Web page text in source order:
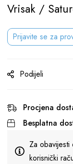
Vrisak /
Prijavite se za
Podijeli
Procjena
Besplatna
Za
korisnički